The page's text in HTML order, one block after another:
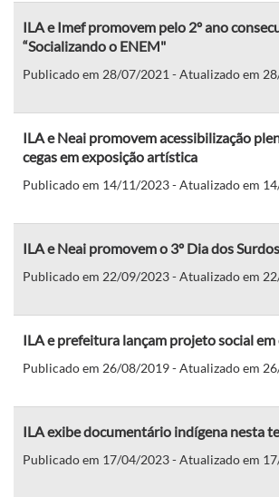
ILA e Imef promovem pelo 2º ano
“Socializando o ENEM"
Publicado em 28/07/2021 - Atualizado em
ILA e Neai promovem acessibilização
cegas em exposição artística
Publicado em 14/11/2023 - Atualizado em
ILA e Neai promovem o 3º Dia dos
Publicado em 22/09/2023 - Atualizado em
ILA e prefeitura lançam projeto social
Publicado em 26/08/2019 - Atualizado em
ILA exibe documentário indígena nesta
Publicado em 17/04/2023 - Atualizado em